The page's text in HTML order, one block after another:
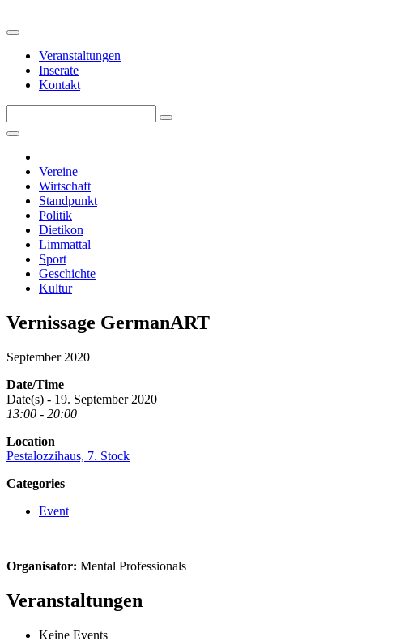
Veranstaltungen
Inserate
Kontakt
Vereine
Wirtschaft
Standpunkt
Politik
Dietikon
Limmattal
Sport
Geschichte
Kultur
Vernissage GermanART
September 2020
Date/Time
Date(s) - 19. September 2020
13:00 - 20:00
Location
Pestalozzihaus, 7. Stock
Categories
Event
Organisator: Mental Professionals
Veranstaltungen
Keine Events